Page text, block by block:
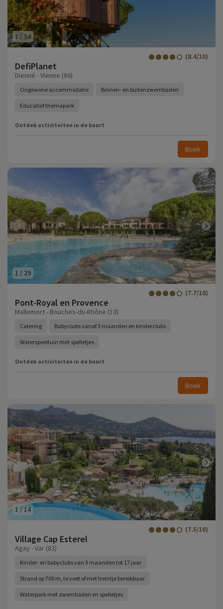
1 /54
DefiPlanet
(8.4/10)
Dienné - Vienne (86)
Ongewone accommodatie Binnen- en buitenzwembaden
Educatief themapark
Ontdek activiteiten in de buurt
Boek
1 / 29
Pont-Royal en Provence
(7.7/10)
Mallemort - Bouches-du-Rhône (13)
Catering Babyclubs vanaf 3 maanden en kinderclubs
Waterspeeltuin met spelletjes
Ontdek activiteiten in de buurt
Boek
1 /14
Village Cap Esterel
(7.5/10)
Agay - Var (83)
Kinder- en babyclubs van 3 maanden tot 17 jaar
Strand op 700 m, te voet of met treintje bereikbaar
Waterpark met zwembaden en spelletjes